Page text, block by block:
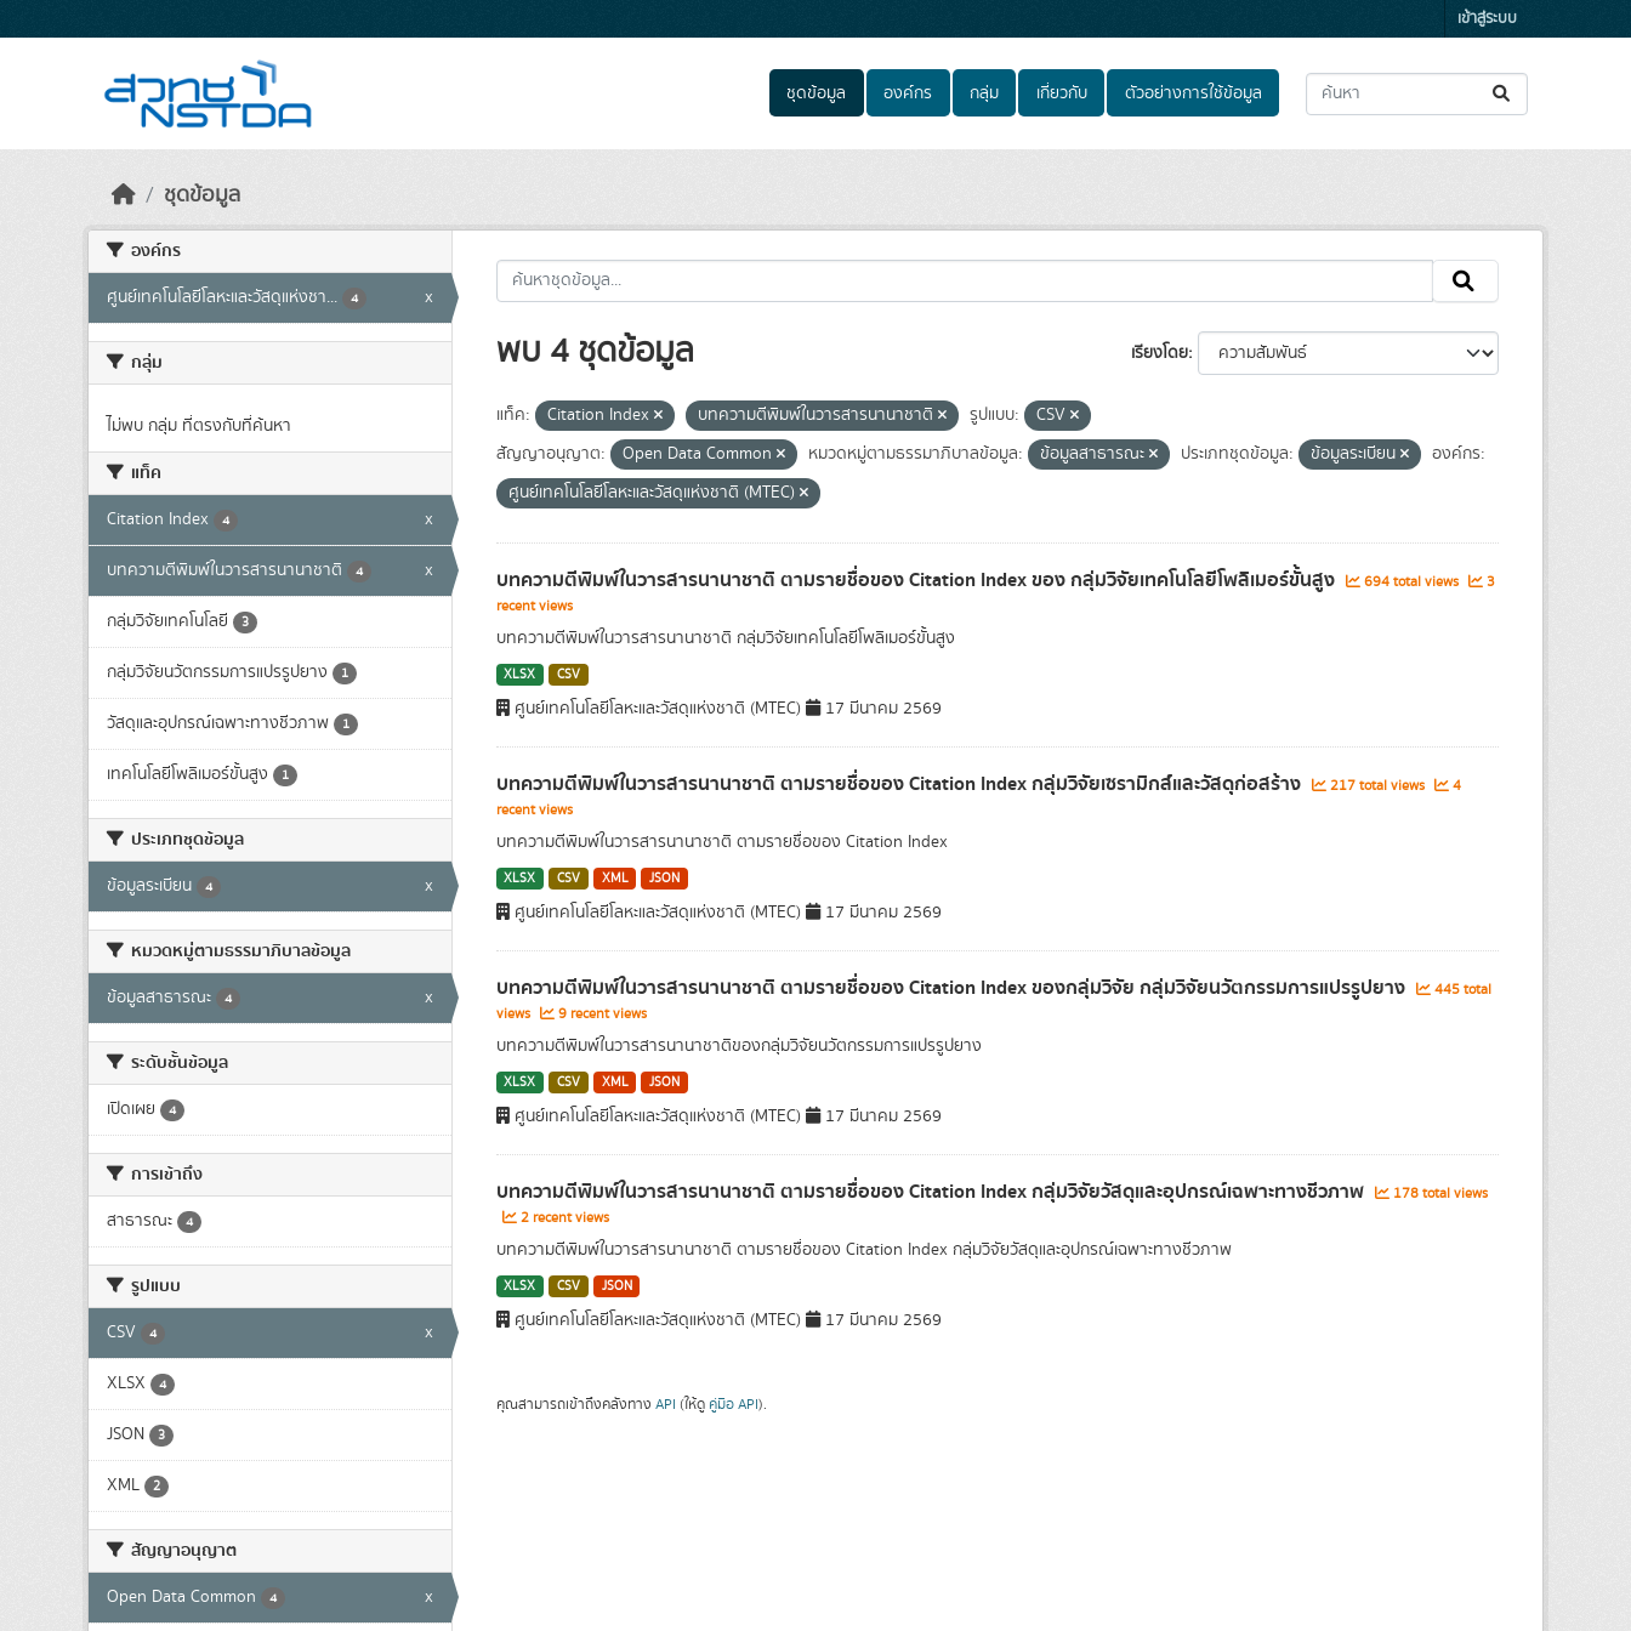
เข้าสู่ระบบ
ชุดข้อมูล องค์กร กลุ่ม เกี่ยวกับ ตัวอย่างการใช้ข้อมูล
ชุดข้อมูล
องค์กร
ศูนย์เทคโนโลยีโลหะและวัสดุแห่งชา... 4 x
กลุ่ม
ไม่พบ กลุ่ม ที่ตรงกับที่ค้นหา
แท็ค
Citation Index 4 x
บทความตีพิมพ์ในวารสารนานาชาติ 4 x
กลุ่มวิจัยเทคโนโลยี 3
กลุ่มวิจัยนวัตกรรมการแปรรูปยาง 1
วัสดุและอุปกรณ์เฉพาะทางชีวภาพ 1
เทคโนโลยีโพลิเมอร์ขั้นสูง 1
ประเภทชุดข้อมูล
ข้อมูลระเบียน 4 x
หมวดหมู่ตามธรรมาภิบาลข้อมูล
ข้อมูลสาธารณะ 4 x
ระดับชั้นข้อมูล
เปิดเผย 4
การเข้าถึง
สาธารณะ 4
รูปแบบ
CSV 4 x
XLSX 4
JSON 3
XML 2
สัญญาอนุญาต
Open Data Common 4 x
เรียงโดย
พบ 4 ชุดข้อมูล
แท็ค: Citation Index บทความตีพิมพ์ในวารสารนานาชาติ รูปแบบ:
CSV
สัญญาอนุญาต:
Open Data Common หมวดหมู่ตามธรรมาภิบาลข้อมูล: ข้อมูลสาธารณะ ประเภทชุดข้อมูล: ข้อมูลระเบียน
องค์กร:
ศูนย์เทคโนโลยีโลหะและวัสดุแห่งชาติ (MTEC)
บทความตีพิมพ์ในวารสารนานาชาติ ตามรายชื่อของ Citation Index ของ กลุ่มวิจัยเทคโนโลยีโพลิเมอร์ขั้นสูง 694 total views
3
recent views
บทความตีพิมพ์ในวารสารนานาชาติ กลุ่มวิจัยเทคโนโลยีโพลิเมอร์ขั้นสูง
XLSX CSV
ศูนย์เทคโนโลยีโลหะและวัสดุแห่งชาติ (MTEC) 17 มีนาคม 2569
บทความตีพิมพ์ในวารสารนานาชาติ ตามรายชื่อของ Citation Index กลุ่มวิจัยเซรามิกส์และวัสดุก่อสร้าง 217 total views
4
recent views
บทความตีพิมพ์ในวารสารนานาชาติ ตามรายชื่อของ Citation Index
XLSX CSV XML JSON
ศูนย์เทคโนโลยีโลหะและวัสดุแห่งชาติ (MTEC) 17 มีนาคม 2569
บทความตีพิมพ์ในวารสารนานาชาติ ตามรายชื่อของ Citation Index ของกลุ่มวิจัย กลุ่มวิจัยนวัตกรรมการแปรรูปยาง
445 total
views
9 recent views
บทความตีพิมพ์ในวารสารนานาชาติของกลุ่มวิจัยนวัตกรรมการแปรรูปยาง
XLSX CSV XML JSON
ศูนย์เทคโนโลยีโลหะและวัสดุแห่งชาติ (MTEC) 17 มีนาคม 2569
บทความตีพิมพ์ในวารสารนานาชาติ ตามรายชื่อของ Citation Index กลุ่มวิจัยวัสดุและอุปกรณ์เฉพาะทางชีวภาพ
178 total views
2 recent views
บทความตีพิมพ์ในวารสารนานาชาติ ตามรายชื่อของ Citation Index กลุ่มวิจัยวัสดุและอุปกรณ์เฉพาะทางชีวภาพ
XLSX CSV JSON
ศูนย์เทคโนโลยีโลหะและวัสดุแห่งชาติ (MTEC) 17 มีนาคม 2569
คุณสามารถเข้าถึงคลังทาง API (ให้ดู คู่มือ API).